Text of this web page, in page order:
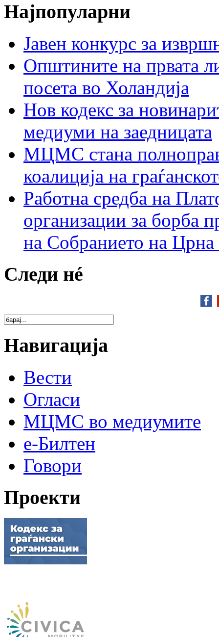
Најпопуларни
Јавен конкурс за
Општините на првата
посета во Холандија
Нов кодекс за
медиуми на заедницата
МЦМС стана
коалиција на
Работна средба на
организации за борба
на Собранието на Црна
Следи нé
Навигација
Вести
Огласи
МЦМС во медиумите
е-Билтен
Говори
Проекти